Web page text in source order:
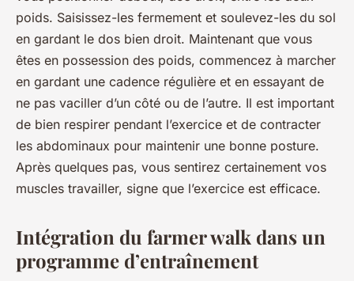
poids. Saisissez-les fermement et soulevez-les du sol
en gardant le dos bien droit. Maintenant que vous
êtes en possession des poids, commencez à marcher
en gardant une cadence régulière et en essayant de
ne pas vaciller d’un côté ou de l’autre. Il est important
de bien respirer pendant l’exercice et de contracter
les abdominaux pour maintenir une bonne posture.
Après quelques pas, vous sentirez certainement vos
muscles travailler, signe que l’exercice est efficace.
Intégration du farmer walk dans un
programme d’entraînement